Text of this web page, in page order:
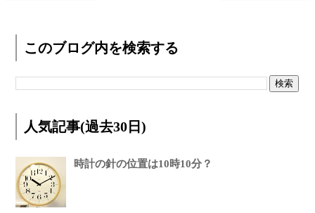
このブログ内を検索する
人気記事(過去30日)
時計の針の位置は10時10分？